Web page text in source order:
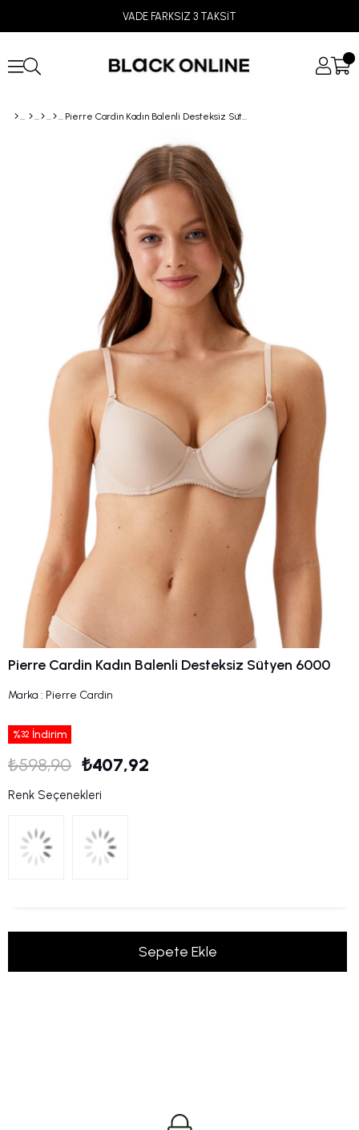
VADE FARKSIZ 3 TAKSİT
Pierre Cardin Kadın Balenli Desteksiz Sütyen 6000
Pierre Cardin Kadın Balenli Desteksiz Sütyen 6000
Marka : Pierre Cardin
%32 İndirim
₺598,90 ₺407,92
Renk Seçenekleri